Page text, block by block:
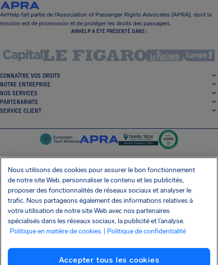
AirHelp fait partie de l’Association of Passenger Rights Advocates (APRA), dont la
mission est de promouvoir et de protéger les droits des passagers.
AIRHELP A ÉTÉ PRÉSENTÉ DANS :
CONNAÎTRE VOS DROITS
NOTRE ENTREPRISE
NOS SERVICES
PARTENARIATS
SERVICE CLIENT
SocialFacebook
SocialTwitter
SocialInstagram
SocialLinkedin
OBTENEZ NOTRE APPLI GRATUITE
Politique de confidentialité Cookies Imprint
Nous utilisons des cookies pour assurer le bon fonctionnement
de notre site Web, personnaliser le contenu et les publicités,
proposer des fonctionnalités de réseaux sociaux et analyser le
trafic. Nous partageons également des informations relatives à
votre utilisation de notre site Web avec nos partenaires
spécialisés dans les réseaux sociaux, la publicité et l’analyse.
Politique en matière de cookies
| Politique de confidentialité
Accepter tous les cookies